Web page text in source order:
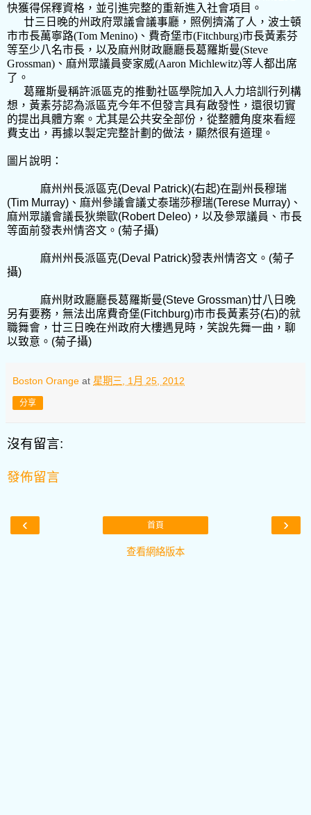
快獲得保釋資格，並引進完整的重新進入社會項目。
廿三日晚的州政府眾議會議事廳，照例擠滿了人，波士頓
市市長萬寧路(Tom Menino) 、費奇堡市(Fitchburg)市長黃素芬
等至少八名市長，以及麻州財政廳廳長葛羅斯曼(Steve
Grossman) 、麻州眾議員麥家威(Aaron Michlewitz)等人都出席
了。
葛羅斯曼稱許派區克的推動社區學院加入人力培訓行列構
想，黃素芬認為派區克今年不但發言具有啟發性，還很切實
的提出具體方案。尤其是公共安全部份，從整體角度來看經
費支出，再據以製定完整計劃的做法，顯然很有道理。
圖片說明：
麻州州長派區克(Deval Patrick)(右起)在副州長穆瑞
(Tim Murray) 、麻州參議會議丈泰瑞莎穆瑞(Terese Murray) 、
麻州眾議會議長狄樂歐(Robert Deleo) ，以及參眾議員、市長
等面前發表州情咨文。 (菊子攝)
麻州州長派區克(Deval Patrick)發表州情咨文。 (菊子
攝)
麻州財政廳廳長葛羅斯曼(Steve Grossman)廿八日晚
另有要務，無法出席費奇堡(Fitchburg)市市長黃素芬(右)的就
職舞會，廿三日晚在州政府大樓遇見時，笑說先舞一曲，聊
以致意。 (菊子攝)
Boston Orange at 星期三, 1月 25, 2012
分享
沒有留言:
發佈留言
‹ ›
首頁
查看網絡版本